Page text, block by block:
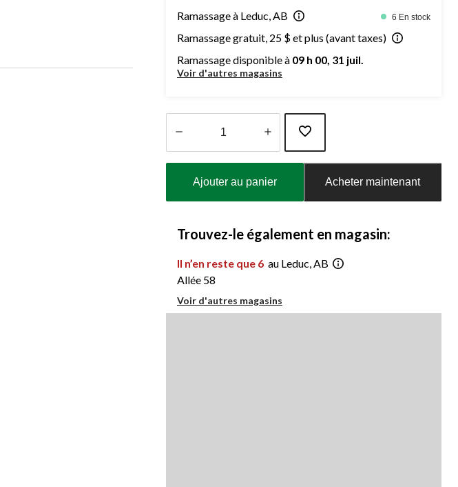
Ramassage à Leduc, AB 6 En stock
Ramassage gratuit, 25 $ et plus (avant taxes)
Ramassage disponible à 09 h 00, 31 juil.
Voir d'autres magasins
Ajouter au panier Acheter maintenant
Trouvez-le également en magasin:
Il n’en reste que 6 au Leduc, AB
Allée 58
Voir d'autres magasins